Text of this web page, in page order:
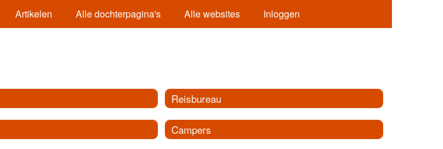
Artikelen Alle dochterpagina's Alle websites Inloggen
Reisbureau
Campers